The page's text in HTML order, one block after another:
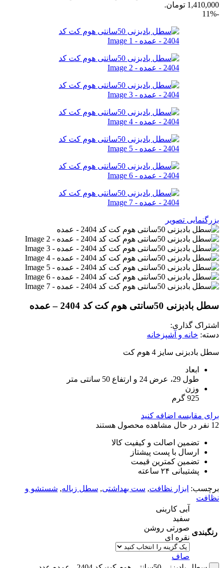
1,410,000 تومان.
-11%
بزرگنمایی تصویر
سطل بادبزنی 50سانتی هوم کت کد 2404 – عمده
اشتراک گذاری:
دسته: خانه و آشپزخانه
سطل بادبزنی سایز 4 هوم کت
ابعاد
طول 29، عرض 24 و ارتفاع 50 سانتی متر
وزن
925 گرم
برای مقایسه اضافه کنید
12 نفر در حال مشاهده محصول هستند
تضمین اصالت و کیفیت کالا
ارسال با پست پیشتاز
تضمین کمترین قیمت
پشتیبانی ۲۴ ساعته
برچسب: ابزار نظافت, ست بهداشتی, سطل زباله, شستشو و
نظافت
رنگبندی
آبی کاربنی
سفید
صورتی روشن
نقره ای
صاف